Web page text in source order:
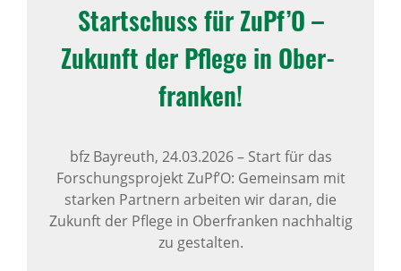
Start­schuss für ZuPf’O –
Zukunft der Pflege in Ober­
franken!
bfz Bayreuth, 24.03.2026–Start für das
Forschungsprojekt ZuPf’O: Gemeinsam mit
starken Partnern arbeiten wir daran, die
Zukunft der Pflege in Oberfranken nachhaltig
zu gestalten.